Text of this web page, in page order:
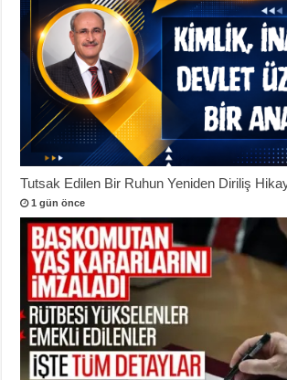
Tutsak Edilen Bir Ruhun Yeniden Diriliş
1 gün önce